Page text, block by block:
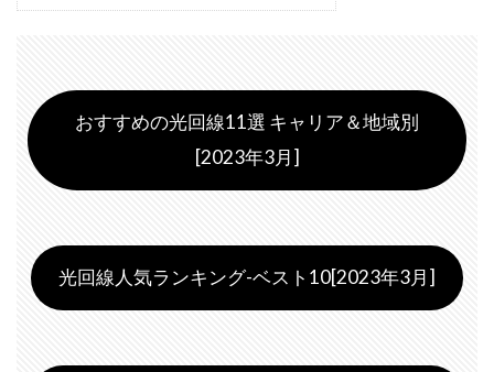
おすすめの光回線11選 キャリア＆地域別
[2023年3月]
光回線人気ランキング-ベスト10[2023年3月]